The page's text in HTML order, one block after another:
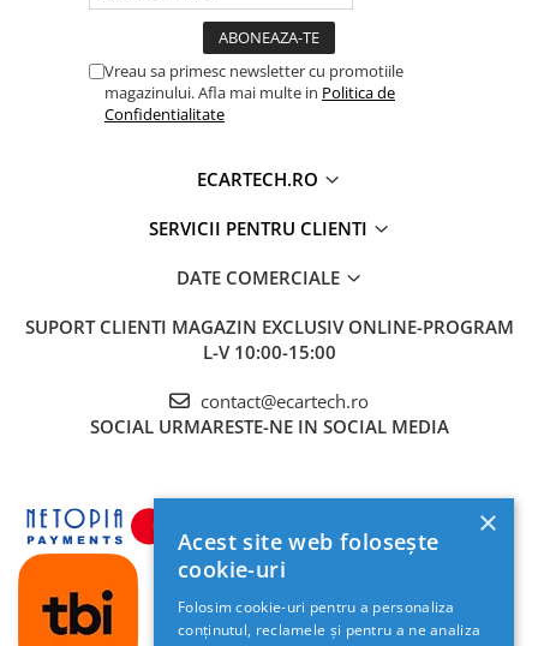
Navigatii Mazda
Navigatii Chevrolet
Navigatii Honda
Navigatii Land Rover
Navigatie GPS Portabil
Accesorii navigatii
CarPlay&Android Auto
Vreau sa primesc newsletter cu promotiile
magazinului. Afla mai multe in Politica de
Confidentialitate
ECARTECH.RO
SERVICII PENTRU CLIENTI
DATE COMERCIALE
SUPORT CLIENTI MAGAZIN EXCLUSIV ONLINE-PROGRAM
L-V 10:00-15:00
contact@ecartech.ro
SOCIAL URMARESTE-NE IN SOCIAL MEDIA
×
Acest site web folosește
cookie-uri
Folosim cookie-uri pentru a personaliza
conținutul, reclamele și pentru a ne analiza